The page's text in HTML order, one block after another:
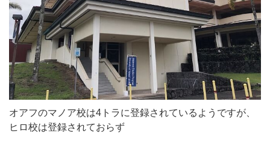
オアフのマノア校は4トラに登録されているようですが、
ヒロ校は登録されておらず